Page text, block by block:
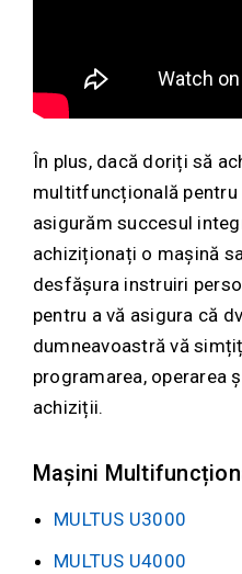
În plus, dacă doriți să
multitfuncțională pentru
asigurăm succesul
achiziționați o mașină
desfășura instruiri
pentru a vă asigura că
dumneavoastră vă
programarea, operarea
achiziții.
Mașini
MULTUS U3000
MULTUS U4000